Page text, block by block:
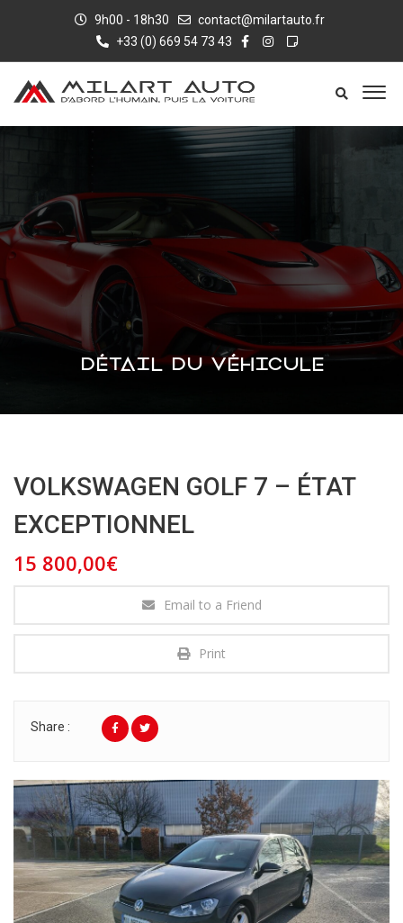
9h00 - 18h30
contact@milartauto.fr
+33 (0) 669 54 73 43
DÉTAIL DU VÉHICULE
VOLKSWAGEN GOLF 7 – ÉTAT
EXCEPTIONNEL
15 800,00€
Email to a Friend
Print
Share :